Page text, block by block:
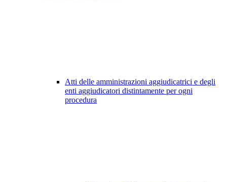
Atti delle amministrazioni aggiudicatrici e degli
enti aggiudicatori distintamente per ogni
procedura